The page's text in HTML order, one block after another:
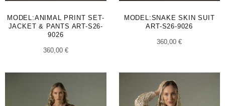
MODEL:ANIMAL PRINT SET-
JACKET & PANTS ART-S26-
9026
360,00 €
MODEL:SNAKE SKIN SUIT
ART-S26-9026
360,00€